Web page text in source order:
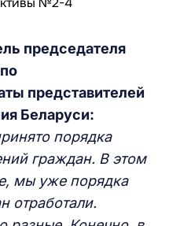
председателя
представителей
Беларуси:
порядка
граждан. В этом
мы уже порядка
отработали.